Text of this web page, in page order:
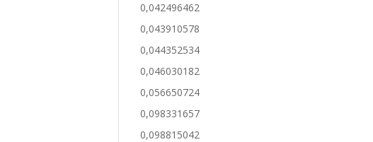
0,042496462
0,043910578
0,044352534
0,046030182
0,056650724
0,098331657
0,098815042